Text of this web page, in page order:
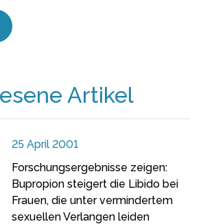
Artikel
25 April 2001
Forschungsergebnisse zeigen:
Bupropion steigert die Libido bei
Frauen, die unter vermindertem
sexuellen Verlangen leiden